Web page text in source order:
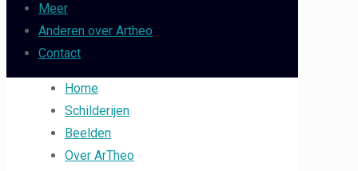
Meer
Anderen over Artheo
Contact
Home
Schilderijen
Beelden
Over ArTheo